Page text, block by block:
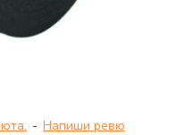
- Напиши ревю